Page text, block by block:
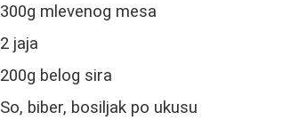
300g mlevenog mesa
2 jaja
200g belog sira
So, biber, bosiljak po ukusu